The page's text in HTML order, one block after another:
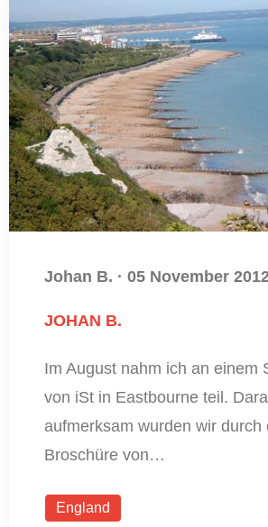
Johan B. · 05 November
JOHAN B.
Im August nahm ich an einem
von iSt in Eastbourne teil.
aufmerksam wurden wir durch
Broschüre von…
England